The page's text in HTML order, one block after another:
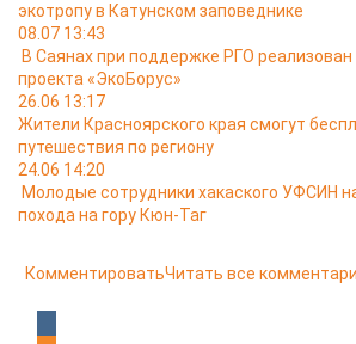
экотропу в Катунском заповеднике
08.07 13:43
В Саянах при поддержке РГО реализован
проекта «ЭкоБорус»
26.06 13:17
Жители Красноярского края смогут
путешествия по региону
24.06 14:20
Молодые сотрудники хакаского УФСИН
похода на гору Кюн-Таг
КомментироватьЧитать все